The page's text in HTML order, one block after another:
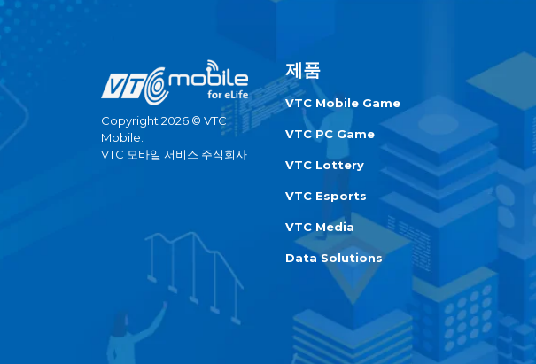
Copyright 2026 © VTC
Mobile.
VTC 모바일 서비스 주식회사
제품
VTC Mobile Game
VTC PC Game
VTC Lottery
VTC Esports
VTC Media
Data Solutions